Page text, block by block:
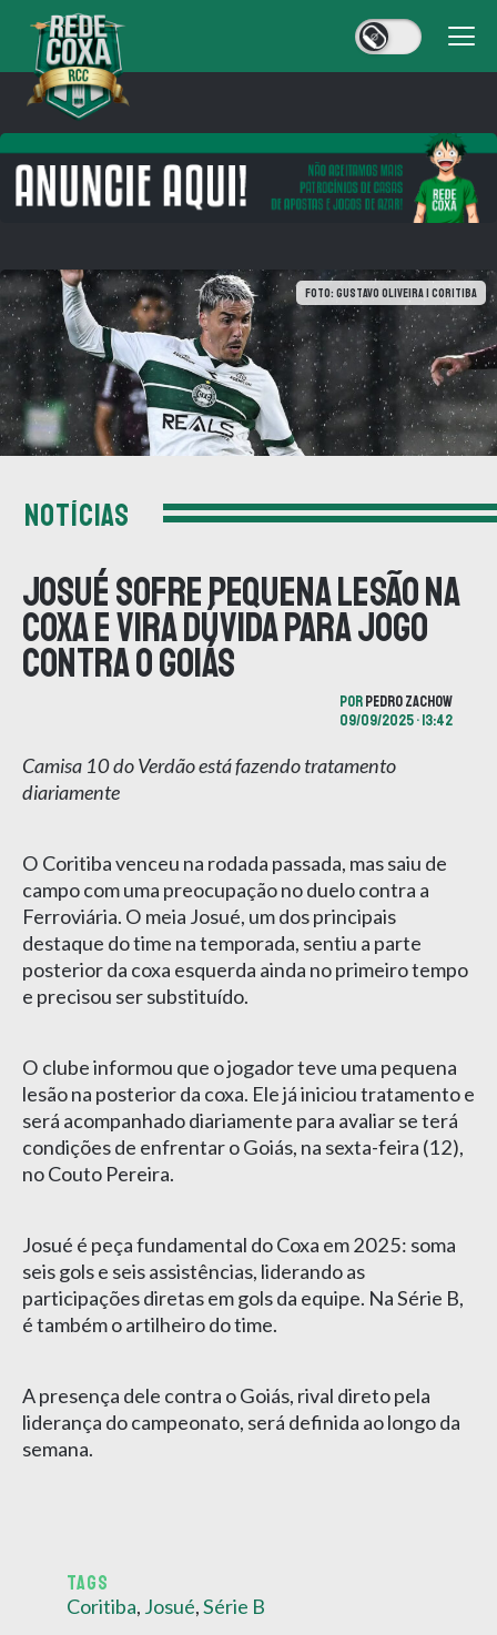
Foto: Gustavo Oliveira | Coritiba
NOTÍCIAS
Josué sofre pequena lesão na
coxa e vira dúvida para jogo
contra o Goiás
PORPEDRO ZACHOW
09/09/2025 • 13:42
Camisa 10 do Verdão está fazendo tratamento
diariamente
O Coritiba venceu na rodada passada, mas saiu de
campo com uma preocupação no duelo contra a
Ferroviária. O meia Josué, um dos principais
destaque do time na temporada, sentiu a parte
posterior da coxa esquerda ainda no primeiro tempo
e precisou ser substituído.
O clube informou que o jogador teve uma pequena
lesão na posterior da coxa. Ele já iniciou tratamento e
será acompanhado diariamente para avaliar se terá
condições de enfrentar o Goiás, na sexta-feira (12),
no Couto Pereira.
Josué é peça fundamental do Coxa em 2025: soma
seis gols e seis assistências, liderando as
participações diretas em gols da equipe. Na Série B,
é também o artilheiro do time.
A presença dele contra o Goiás, rival direto pela
liderança do campeonato, será definida ao longo da
semana.
TAGS
Coritiba, Josué,Série B